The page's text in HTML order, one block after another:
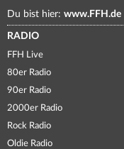
Du bist hier: www.FFH.de
RADIO
FFH Live
80er Radio
90er Radio
2000er Radio
Rock Radio
Oldie Radio